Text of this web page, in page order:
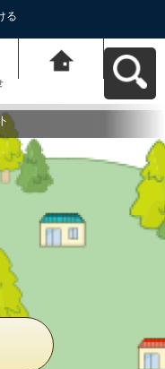
る
ットへ戻る